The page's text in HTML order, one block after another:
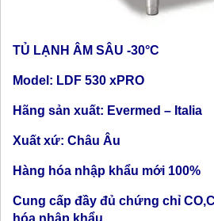
TỦ LẠNH ÂM SÂU -30°C
Model: LDF 530 xPRO
Hãng sản xuất: Evermed – Italia
Xuất xứ: Châu Âu
Hàng hóa nhập khẩu mới 100%
Cung cấp đầy đủ chứng chỉ
hóa nhập khẩu